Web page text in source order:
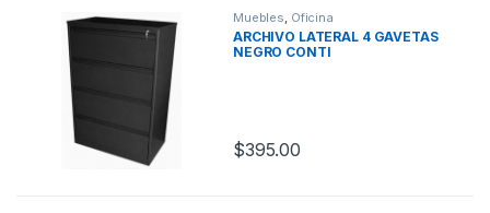
Muebles Oficina
ARCHIVO LATERAL 4 GAVETAS
NEGRO CONTI
$395.00